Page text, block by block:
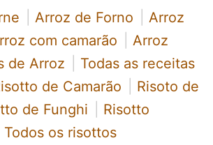
Arroz de Forno
Arroz
com camarão
Arroz
de Arroz
Todas as receitas
de Camarão
Risoto de
de Funghi
Risotto
Todos os risottos